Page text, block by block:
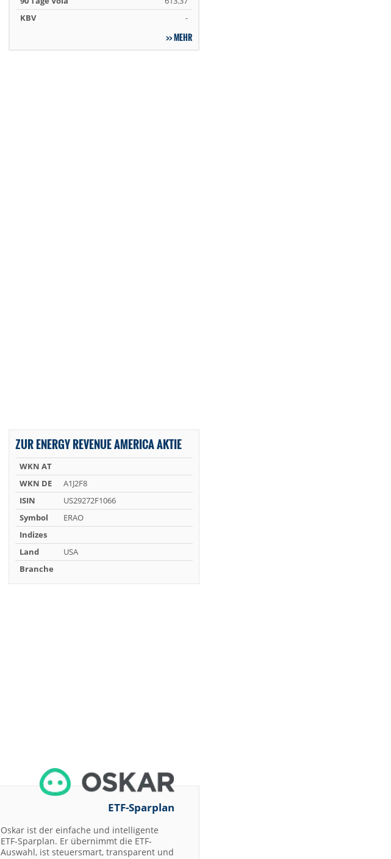
KBV
-
MEHR
ZUR ENERGY REVENUE AMERICA AKTIE
WKN AT
WKN DE
A1J2F8
ISIN
US29272F1066
Symbol
ERAO
Indizes
Land
USA
Branche
ETF-Sparplan
Oskar ist der einfache und intelligente
ETF-Sparplan. Er übernimmt die ETF-
Auswahl, ist steuersmart, transparent und